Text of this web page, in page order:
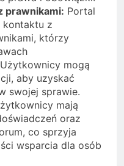
prawnikami: Portal
kontaktu z
którzy
mogą
aby uzyskać
swojej sprawie.
mają
oraz
co sprzyja
wsparcia dla osób